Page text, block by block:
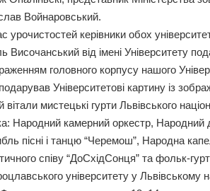
Войнаровський.
урочистостей керівники обох
Височанський від імені Університету
головного корпусу нашого
Університетові картину із
вітали мистецькі гурти Львівського
Народний камерний оркестр, Народний
пісні і танцю “Черемош”, Народна
співу “ДоСхідСонця” та фольк-
університету у Львівському